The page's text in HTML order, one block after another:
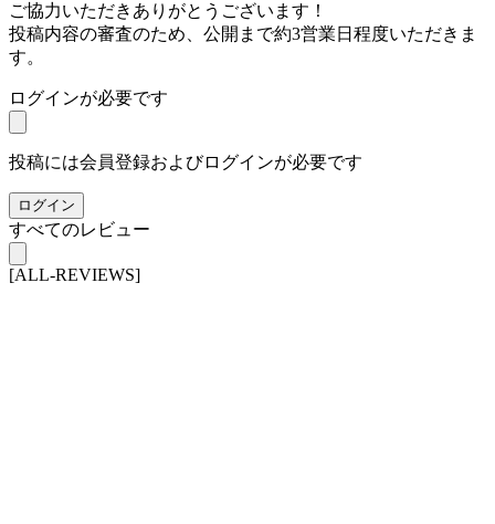
ご協力いただきありがとうございます！
投稿内容の審査のため、公開まで約3営業日程度いただきま
す。
ログインが必要です
投稿には会員登録およびログインが必要です
ログイン
すべてのレビュー
[ALL-REVIEWS]